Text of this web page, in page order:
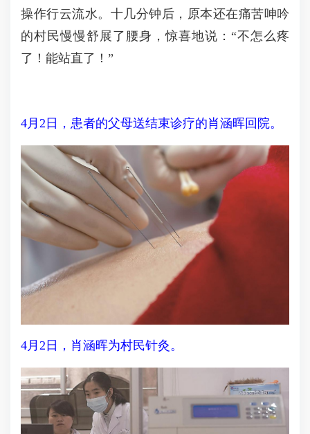
操作行云流水。十几分钟后，原本还在痛苦呻吟
的村民慢慢舒展了腰身，惊喜地说：“不怎么疼
了！能站直了！”
4月2日，患者的父母送结束诊疗的肖涵晖回院。
4月2日，肖涵晖为村民针灸。